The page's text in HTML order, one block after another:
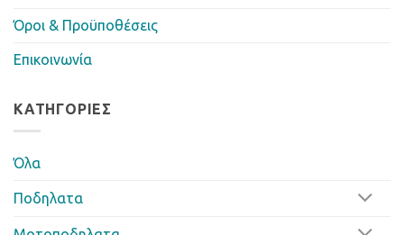
Όροι & Προϋποθέσεις
Επικοινωνία
ΚΑΤΗΓΟΡΊΕΣ
Όλα
Ποδηλατα